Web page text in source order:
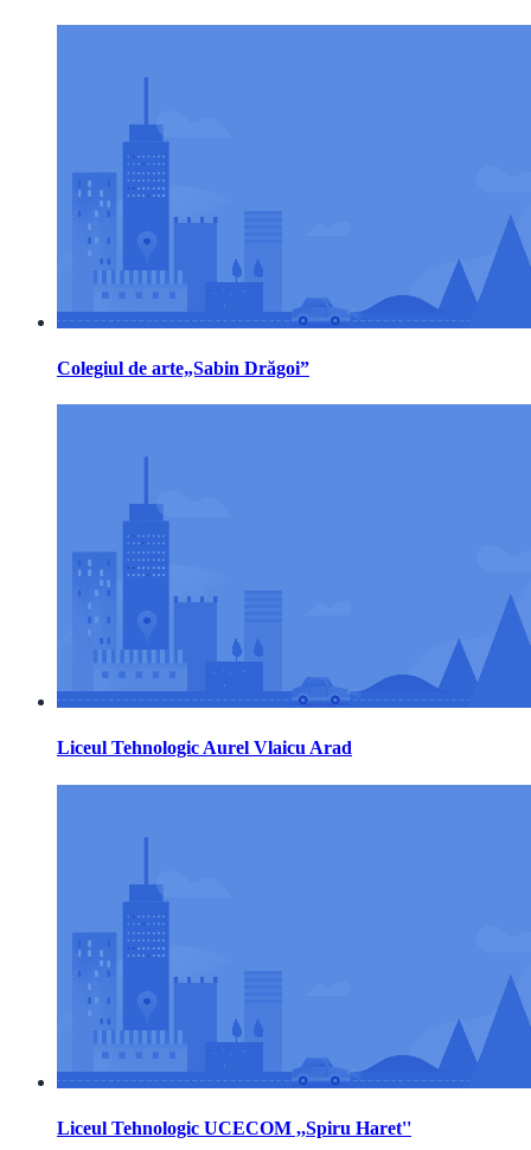
Colegiul de arte„Sabin Drăgoi”
Liceul Tehnologic Aurel Vlaicu Arad
Liceul Tehnologic UCECOM ,,Spiru Haret''